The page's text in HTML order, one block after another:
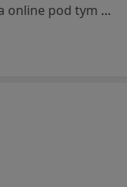
Specjalista nie oferuje umawiania online pod tym adresem.